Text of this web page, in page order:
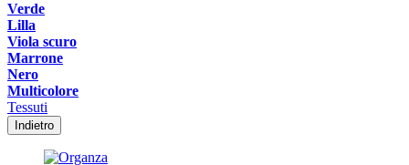
Verde
Lilla
Viola scuro
Marrone
Nero
Multicolore
Tessuti
Indietro